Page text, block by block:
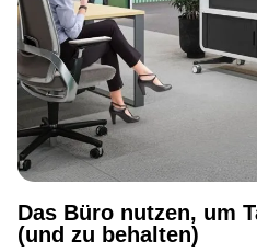
Das Büro nutzen, um
(und zu behalten)